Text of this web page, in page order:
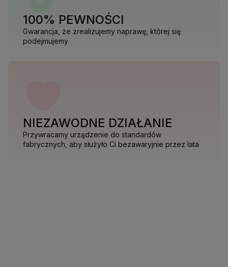
100% PEWNOŚCI
Gwarancja, że zrealizujemy naprawę, której się
podejmujemy
NIEZAWODNE DZIAŁANIE
Przywracamy urządzenie do standardów
fabrycznych, aby służyło Ci bezawaryjnie przez lata